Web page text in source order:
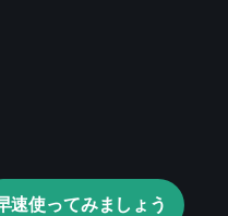
スト
速使ってみましょう